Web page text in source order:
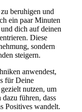
beruhigen und
ein paar Minuten
dich auf deinen
Diese
sondern
steigern.
anwendest,
für Deine
nutzen, um
führen, dass
Positives wandelt.